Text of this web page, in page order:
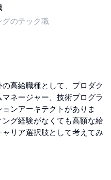
のテック職
高給職種として、プロダク
ネージャー、技術プログラ
ンアーキテクトがありま
グ経験がなくても高額な給
リア選択肢として考えてみ